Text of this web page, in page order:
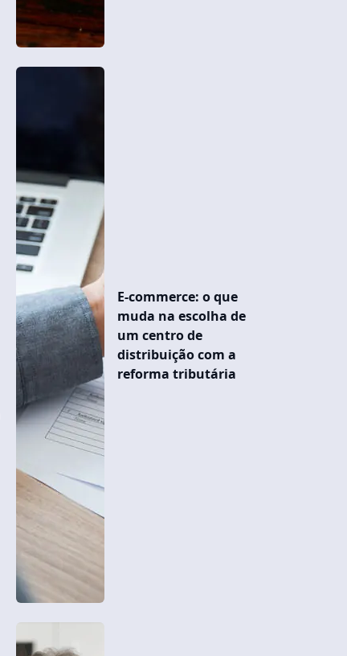
E-commerce: o que
muda na escolha de
um centro de
distribuição com a
reforma tributária